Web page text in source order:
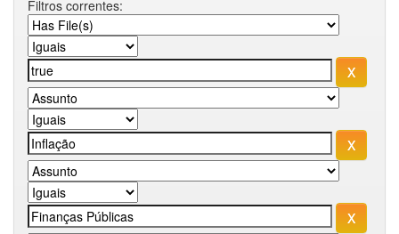
Filtros correntes: